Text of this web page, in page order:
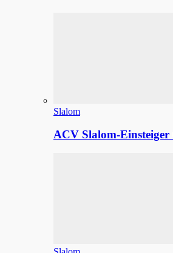
Slalom
ACV Slalom-Einsteiger